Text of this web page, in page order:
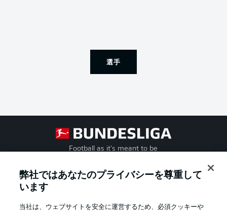
選手
Football as it's meant to be
弊社ではあなたのプライバシーを尊重して
います
当社は、ウェブサイトを安全に運営するため、必須クッキーや